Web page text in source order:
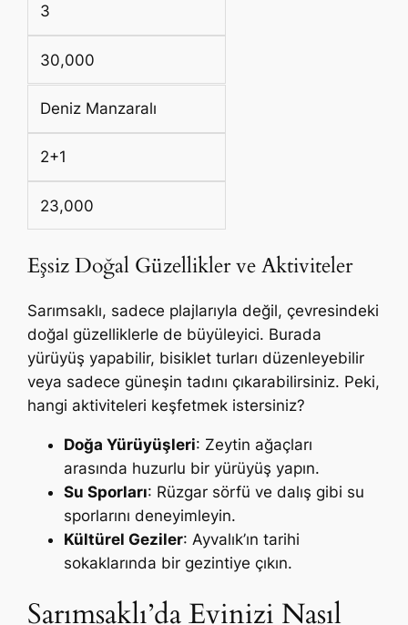
3
30,000
Deniz Manzaralı
2+1
23,000
Eşsiz Doğal Güzellikler ve Aktiviteler
Sarımsaklı, sadece plajlarıyla değil, çevresindeki
doğal güzelliklerle de büyüleyici. Burada
yürüyüş yapabilir, bisiklet turları düzenleyebilir
veya sadece güneşin tadını çıkarabilirsiniz. Peki,
hangi aktiviteleri keşfetmek istersiniz?
Doğa Yürüyüşleri: Zeytin ağaçları
arasında huzurlu bir yürüyüş yapın.
Su Sporları: Rüzgar sörfü ve dalış gibi su
sporlarını deneyimleyin.
Kültürel Geziler: Ayvalık’ın tarihi
sokaklarında bir gezintiye çıkın.
Sarımsaklı’da Evinizi Nasıl